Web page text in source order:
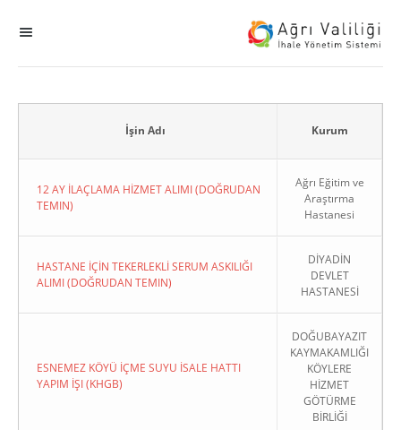
KHGB
İşin Adı Kurum
12 AY İLAÇLAMA HİZMET ALIMI (DOĞRUDAN
TEMIN)
Ağrı Eğitim ve
Araştırma
Hastanesi
HASTANE İÇİN TEKERLEKLİ SERUM ASKILIĞI
ALIMI (DOĞRUDAN TEMIN)
DİYADİN
DEVLET
HASTANESİ
ESNEMEZ KÖYÜ İÇME SUYU İSALE HATTI
YAPIM İŞI (KHGB)
DOĞUBAYAZIT
KAYMAKAMLIĞI
KÖYLERE
HİZMET
GÖTÜRME
BİRLİĞİ